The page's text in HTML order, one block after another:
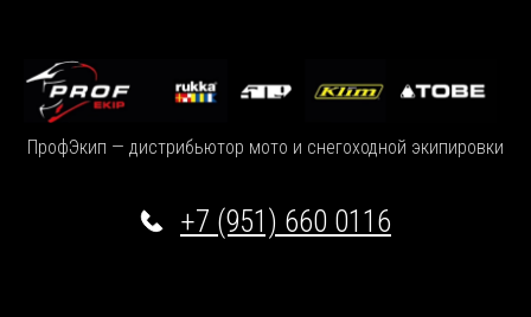
ПрофЭкип — дистрибьютор мото и снегоходной экипировки
+7 (951) 660 0116